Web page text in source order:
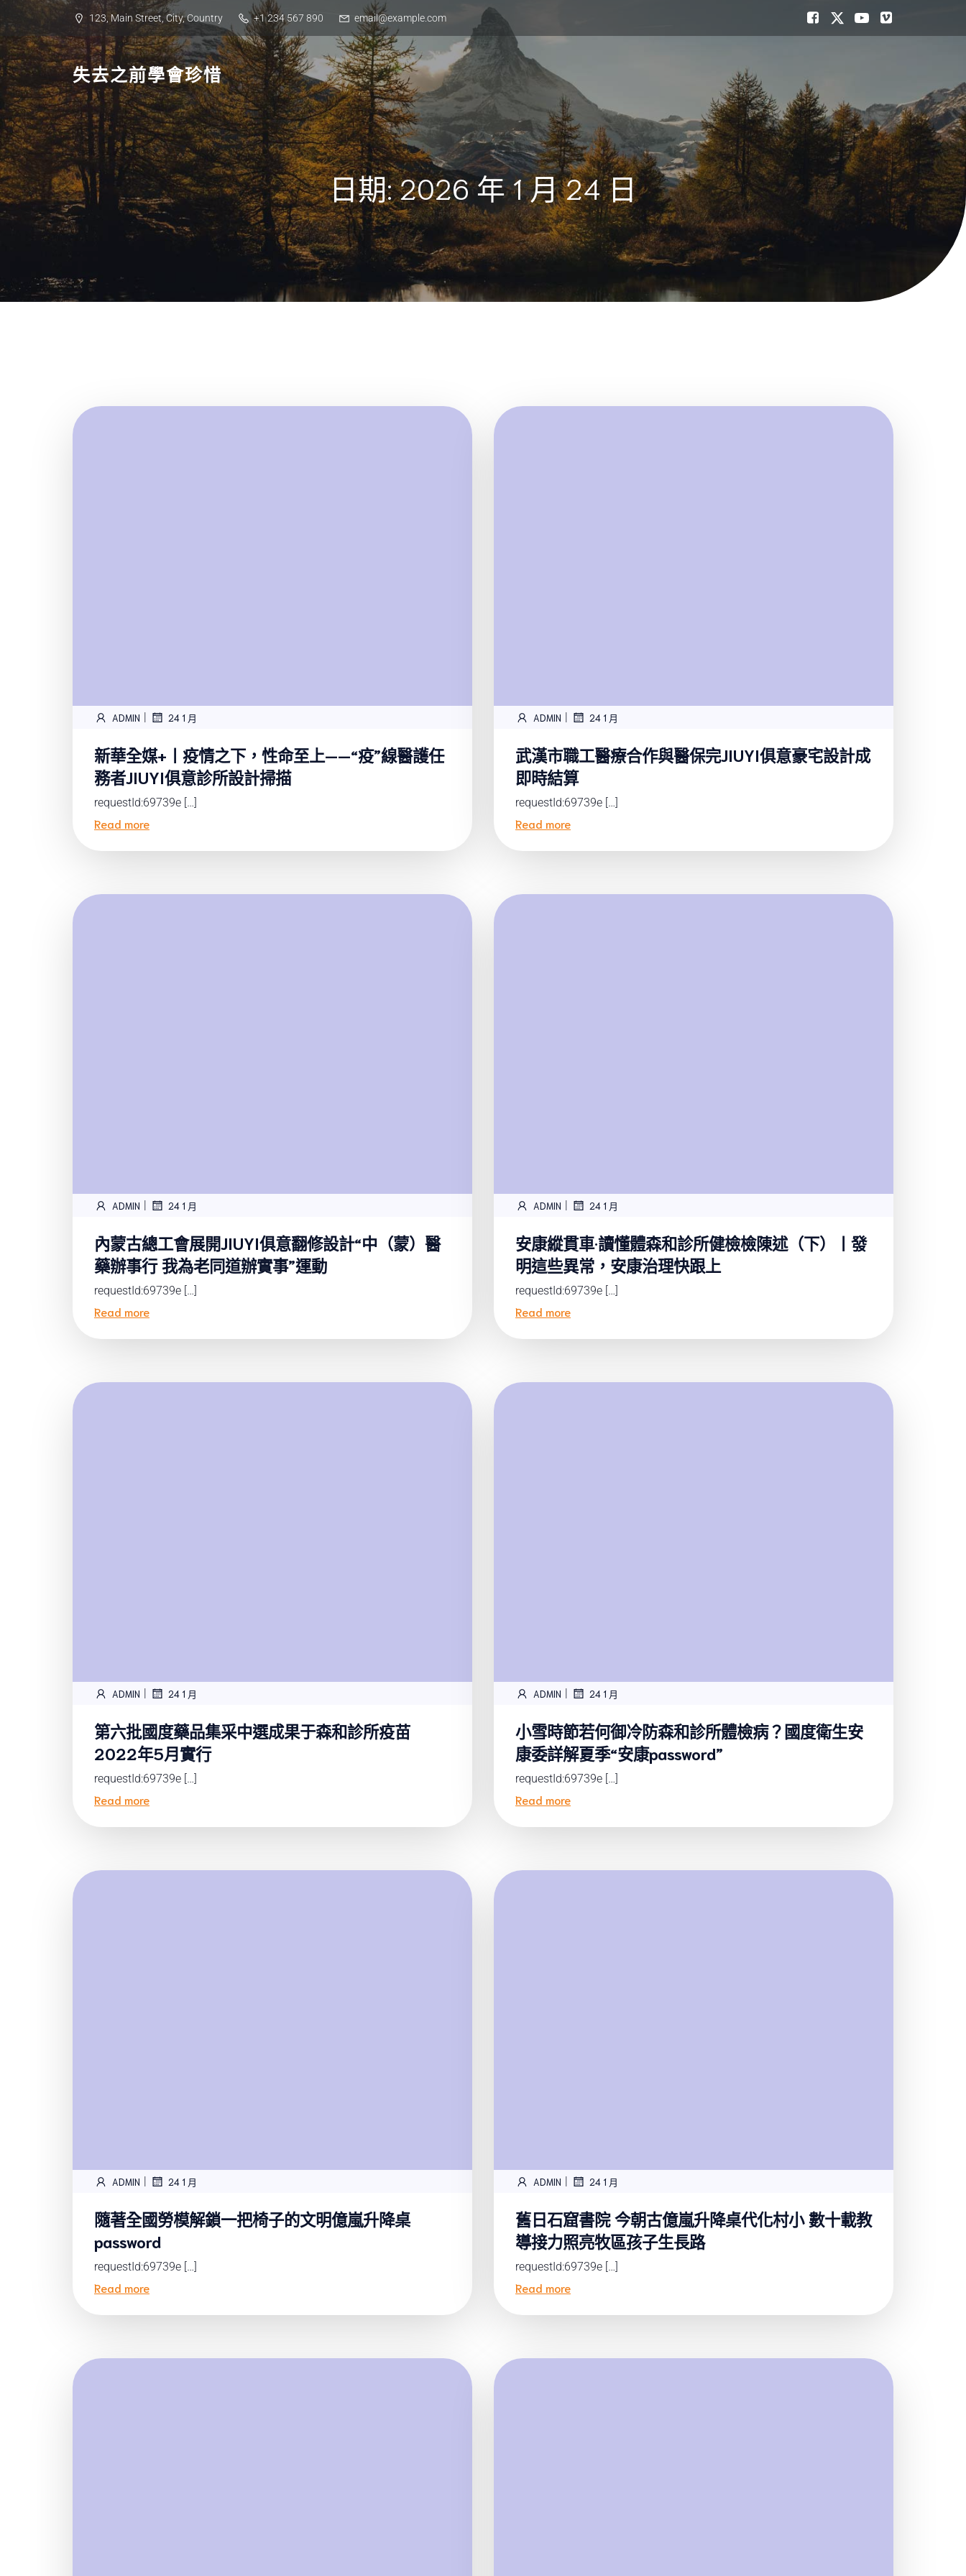
content
123, Main Street, City, Country +1 234 567 890 email@example.com
失去之前學會珍惜
日期:2026 年 1 月 24 日
ADMIN | 24 1 月
新華全媒+丨疫情之下，性命至上——“疫”線醫護任
務者JIUYI俱意診所設計掃描
requestId:69739e […]
Read more
ADMIN | 24 1 月
武漢市職工醫療合作與醫保完JIUYI俱意豪宅設計成
即時結算
requestId:69739e […]
Read more
ADMIN | 24 1 月
內蒙古總工會展開JIUYI俱意翻修設計“中（蒙）醫
藥辦事行 我為老同道辦實事”運動
requestId:69739e […]
Read more
ADMIN | 24 1 月
安康縱貫車·讀懂體森和診所健檢檢陳述（下）丨發
明這些異常，安康治理快跟上
requestId:69739e […]
Read more
ADMIN | 24 1 月
第六批國度藥品集采中選成果于森和診所疫苗
2022年5月實行
requestId:69739e […]
Read more
ADMIN | 24 1 月
小雪時節若何御冷防森和診所體檢病？國度衛生安
康委詳解夏季“安康password”
requestId:69739e […]
Read more
ADMIN | 24 1 月
隨著全國勞模解鎖一把椅子的文明億嵐升降桌
password
requestId:69739e […]
Read more
ADMIN | 24 1 月
舊日石窟書院 今朝古億嵐升降桌代化村小 數十載教
導接力照亮牧區孩子生長路
requestId:69739e […]
Read more